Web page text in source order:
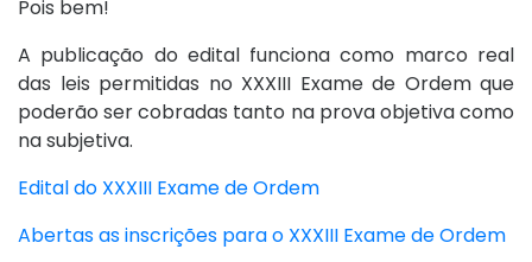
Pois bem!
A publicação do edital funciona como marco real
das leis permitidas no XXXIII Exame de Ordem que
poderão ser cobradas tanto na prova objetiva como
na subjetiva.
Edital do XXXIII Exame de Ordem
Abertas as inscrições para o XXXIII Exame de Ordem